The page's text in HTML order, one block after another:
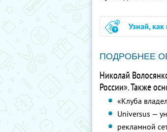
Узнай,
ПОДРОБНЕЕ
Николай
России». Также
«Клуба
Universus —
рекламной